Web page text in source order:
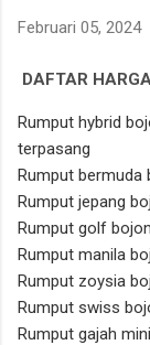
Februari 05, 2024
DAFTAR
Rumput hybrid
terpasang
Rumput bermuda
Rumput jepang
Rumput golf
Rumput manila
Rumput zoysia
Rumput swiss
Rumput gajah